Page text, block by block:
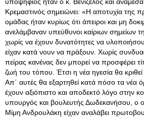
Κρεμαστινός σημειώνει: «Η αποτυχία της
ομάδας ήταν κυρίως ότι άπειροι και μη
ανελάμβαναν υπεύθυνοι καίριων σημείων
χωρίς να έχουν δυνατότητες να
είχαν κατά νουν να πράξουν. Χωρίς
πείρας κανένας δεν μπορεί να προσφέρει
ζωή του τόπου. Έτσι η νέα ηγεσία θα κριθεί
Απ΄ αυτές θα εξαρτηθεί κατά πόσο τα νέα
έχουν αξιόπιστο και αποδεκτό λόγο στην
υπουργός και βουλευτής Δωδεκανήσου, ο
Μίμη Ανδρουλάκη είχαν αναλάβει